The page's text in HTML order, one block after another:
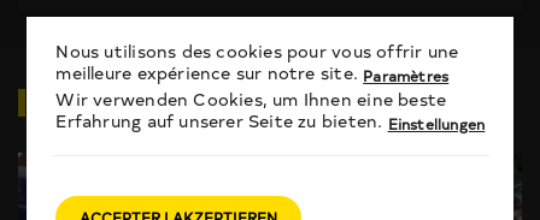
VIDEOSZUM THEMA
Nous utilisons des cookies pour vous offrir une
meilleure expérience sur notre site. Paramètres
Wir verwenden Cookies, um Ihnen eine beste
Erfahrung auf unserer Seite zu bieten. Einstellungen